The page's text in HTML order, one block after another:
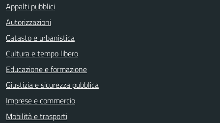
Appalti pubblici
Autorizzazioni
Catasto e urbanistica
Cultura e tempo libero
Educazione e formazione
Giustizia e sicurezza pubblica
Imprese e commercio
Mobilità e trasporti